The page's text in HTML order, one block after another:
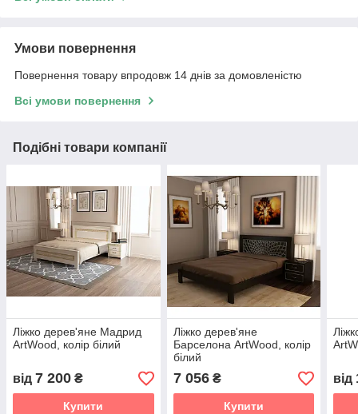
Умови повернення
Повернення товару впродовж 14 днів за домовленістю
Всі умови повернення
Подібні товари компанії
Ліжко дерев'яне Мадрид
ArtWood, колір білий
від 7 200 ₴
Купити
Ліжко дерев'яне
Барселона ArtWood, колір
білий
7 056₴
Купити
від